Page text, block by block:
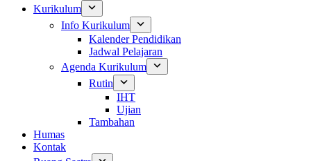
Kurikulum
Info Kurikulum
Kalender Pendidikan
Jadwal Pelajaran
Agenda Kurikulum
Rutin
IHT
Ujian
Tambahan
Humas
Kontak